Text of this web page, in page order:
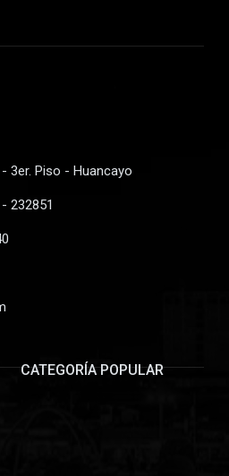
3er. Piso - Huancayo
232851
CATEGORÍA POPULAR